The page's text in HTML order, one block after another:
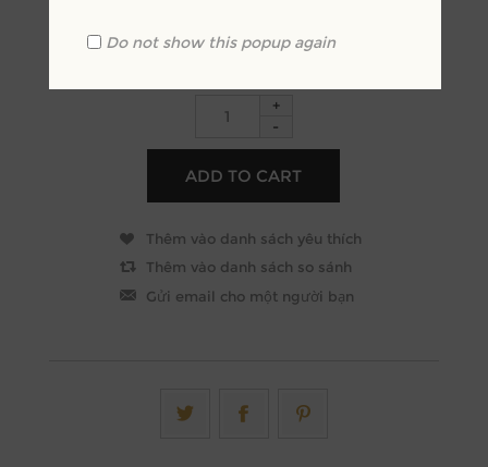
+
-
Do not show this popup again